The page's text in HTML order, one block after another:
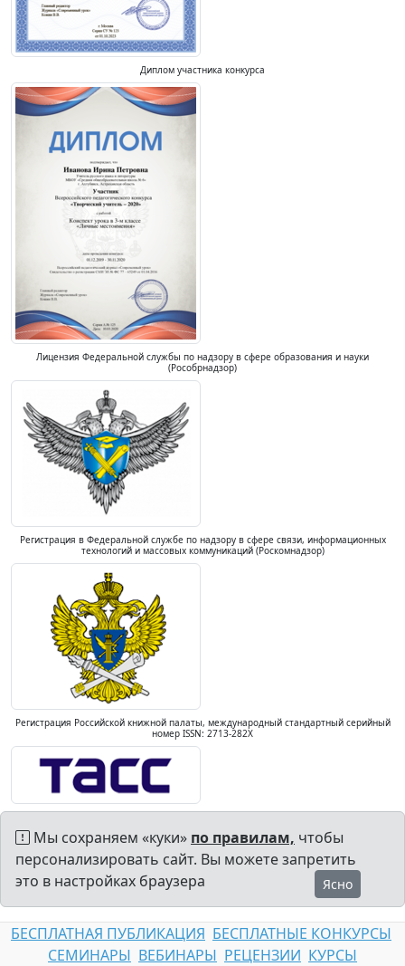
Диплом участника конкурса
Лицензия Федеральной службы по надзору в сфере образования и науки
(Рособрнадзор)
Регистрация в Федеральной службе по надзору в сфере связи, информационных
технологий и массовых коммуникаций (Роскомнадзор)
Регистрация Российской книжной палаты, международный стандартный серийный
номер ISSN: 2713-282X
Мы сохраняем «куки» по правилам, чтобы
персонализировать сайт. Вы можете запретить
это в настройках браузера
Ясно
БЕСПЛАТНАЯ ПУБЛИКАЦИЯ БЕСПЛАТНЫЕ КОНКУРСЫ
СЕМИНАРЫ ВЕБИНАРЫ РЕЦЕНЗИИ КУРСЫ